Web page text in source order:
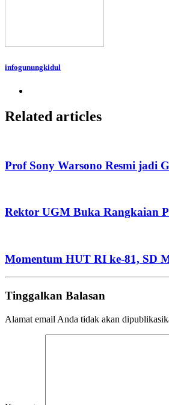
infogunungkidul
Related articles
Prof Sony Warsono Resmi jadi
Rektor UGM Buka Rangkaian
Momentum HUT RI ke-81, SD
Tinggalkan Balasan
Alamat email Anda tidak akan